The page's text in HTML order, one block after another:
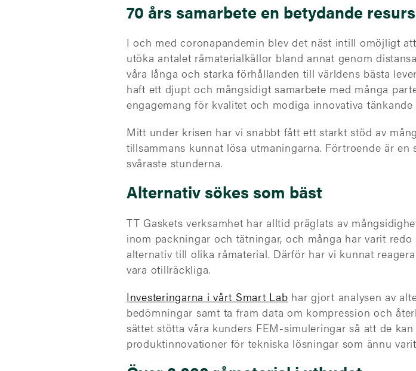
70 års samarbete en betydande resurs
I och med coronapandemin blev det näst intill omöjligt
utöka antalet råmaterialkällor bland annat genom
våra långa och starka förhållanden till världens bästa
haft ett djupt och mångsidigt samarbete med många
engagemang för kvalitet och modiga innovativa
Mitt under krisen har vi snabbt fått ett starkt stöd av
tillsammans kunnat lösa utmaningarna. Förtroende är
svåraste stunderna.
Alternativ sökes som bäst
TT Gaskets verksamhet har alltid präglats av
inom packningar och tätningar, och många har varit
alternativ till olika råmaterial. Därför har vi kunnat
vara otillräckliga.
Investeringarna i vårt Smart Lab har gjort analysen av
bedömningar samt ta fram data om kompression och
sättet stötta våra kunders FEM-simuleringar så att de
produktinnovationer för tekniska lösningar som ännu